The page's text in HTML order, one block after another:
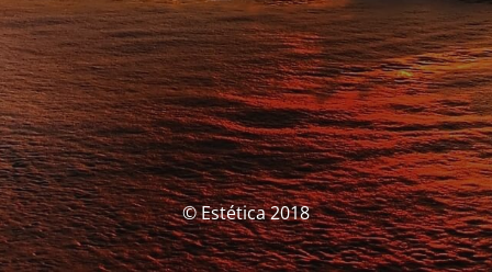
© Estética 2018